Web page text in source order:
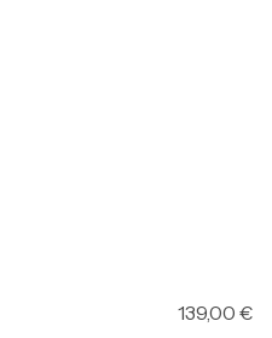
139,00 €